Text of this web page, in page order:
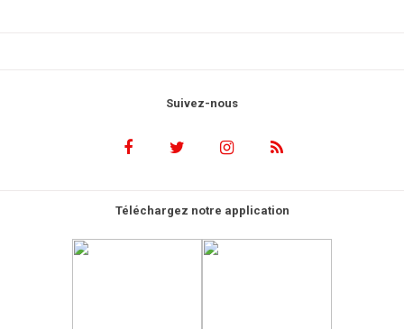
Suivez-nous
Téléchargez notre application